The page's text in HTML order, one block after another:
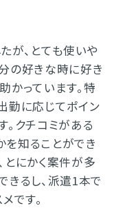
が、とても使いや
の好きな時に好き
かっています。特
勤に応じてポイン
。クチコミがある
知ることができ
とにかく案件が多
きるし、派遣1本で
です。